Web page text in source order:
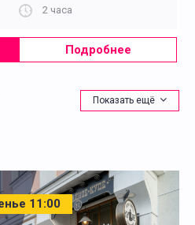
2 часа
Подробнее
Показать ещё
11:00